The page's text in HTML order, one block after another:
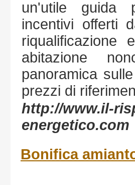
un'utile guida
incentivi offerti
riqualificazione
abitazione
panoramica
prezzi di
http://www.il-
energetico.com
Bonifica